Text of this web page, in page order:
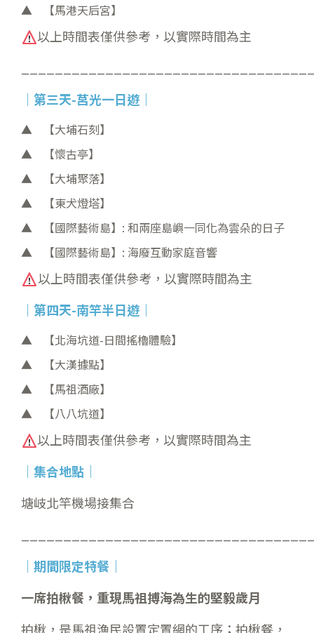
【馬港天后宮】
以上時間表僅供參考，以實際時間為主
｜第三天-莒光一日遊 ｜
【大埔石刻】
【懷古亭】
【大埔聚落】
【東犬燈塔】
【國際藝術島】: 和兩座島嶼一同化為雲朵的日子
【國際藝術島】: 海廢互動家庭音響
以上時間表僅供參考，以實際時間為主
｜第四天-南竿半日遊 ｜
【北海坑道-日間搖櫓體驗】
【大漢據點】
【馬祖酒廠】
【八八坑道】
以上時間表僅供參考，以實際時間為主
｜ 集合地點 ｜
塘岐北竿機場接集合
｜期間限定特餐 ｜
一席拍楸餐，重現馬祖搏海為生的堅毅歲月
拍楸，是馬祖漁民設置定置網的工序；拍楸餐，